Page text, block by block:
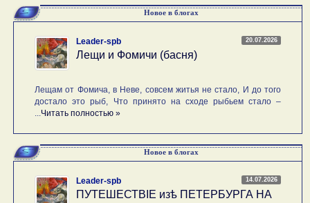
Новое в блогах
20.07.2026
Leader-spb
Лещи и Фомичи (басня)
Лещам от Фомича, в Неве, совсем житья не стало, И до того
достало это рыб, Что принято на сходе рыбьем стало –
...Читать полностью »
Новое в блогах
14.07.2026
Leader-spb
ПУТЕШЕСТВIE изѣ ПЕТЕРБУРГА НА